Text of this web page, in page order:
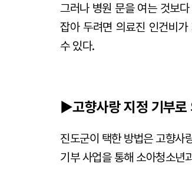
그러나 병원 문을 여는 것보
잡아 두려면 의료진 인건비
수 있다.
▶고향사랑 지정 기부로
진도군이 택한 방법은 고향사
기부 사업을 통해 소아청소년